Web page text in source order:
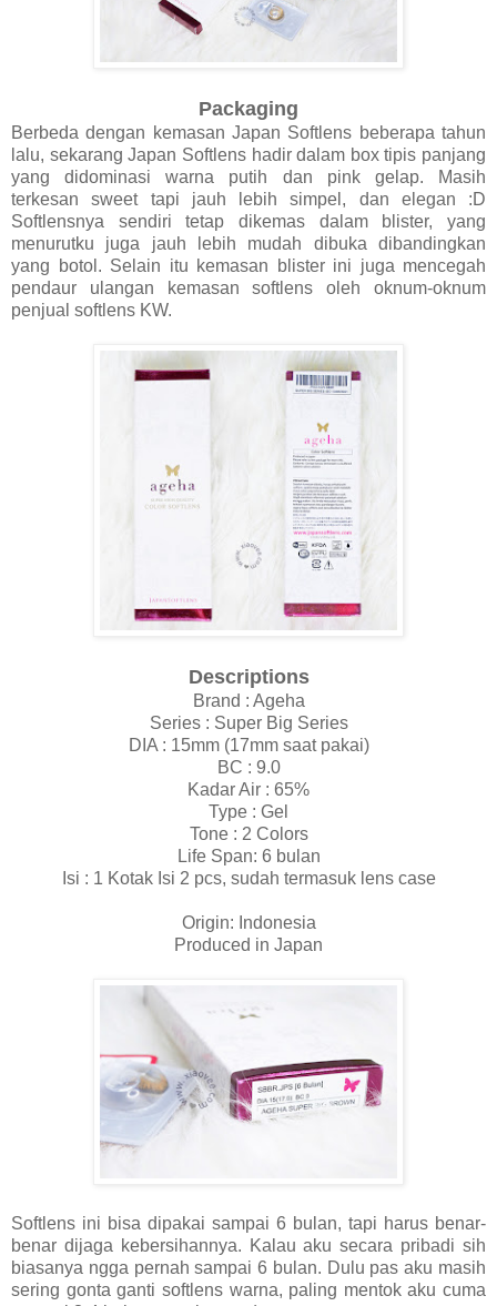
Packaging
Berbeda dengan kemasan Japan Softlens beberapa tahun
lalu, sekarang Japan Softlens hadir dalam box tipis panjang
yang didominasi warna putih dan pink gelap. Masih
terkesan sweet tapi jauh lebih simpel, dan elegan :D
Softlensnya sendiri tetap dikemas dalam blister, yang
menurutku juga jauh lebih mudah dibuka dibandingkan
yang botol. Selain itu kemasan blister ini juga mencegah
pendaur ulangan kemasan softlens oleh oknum-oknum
penjual softlens KW.
Descriptions
Brand : Ageha
Series : Super Big Series
DIA : 15mm (17mm saat pakai)
BC : 9.0
Kadar Air : 65%
Type : Gel
Tone : 2 Colors
Life Span: 6 bulan
Isi : 1 Kotak Isi 2 pcs, sudah termasuk lens case
Origin: Indonesia
Produced in Japan
Softlens ini bisa dipakai sampai 6 bulan, tapi harus benar-
benar dijaga kebersihannya. Kalau aku secara pribadi sih
biasanya ngga pernah sampai 6 bulan. Dulu pas aku masih
sering gonta ganti softlens warna, paling mentok aku cuma